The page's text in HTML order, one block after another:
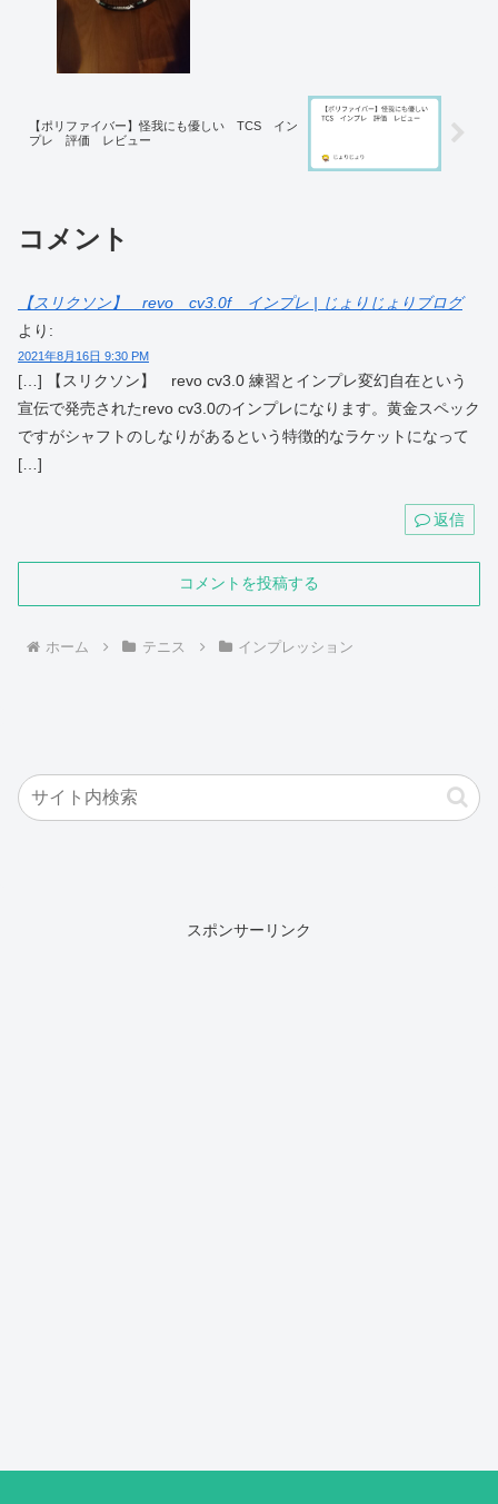
【ポリファイバー】怪我にも優しい TCS イン
プレ 評価 レビュー
コメント
【スリクソン】 revo cv3.0f インプレ | じょりじょりブログ
より:
2021年8月16日 9:30 PM
[…] 【スリクソン】 revo cv3.0 練習とインプレ変幻自在という
宣伝で発売されたrevo cv3.0のインプレになります。黄金スペック
ですがシャフトのしなりがあるという特徴的なラケットになって
[…]
返信
コメントを投稿する
ホーム テニス インプレッション
スポンサーリンク